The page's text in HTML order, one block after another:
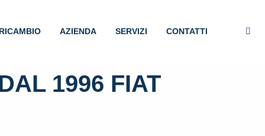
AZIENDA SERVIZI CONTATTI
1996 FIAT